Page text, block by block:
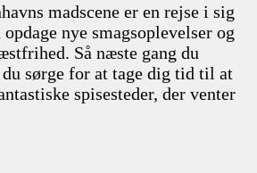
madscene er en rejse i sig
nye smagsoplevelser og
Så næste gang du
du sørge for at tage dig tid til at
spisesteder, der venter